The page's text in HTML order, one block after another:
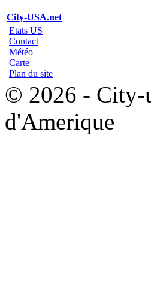
City-USA.net
Etats US
Contact
Météo
Carte
Plan du site
© 2026 - City-
d'Amerique